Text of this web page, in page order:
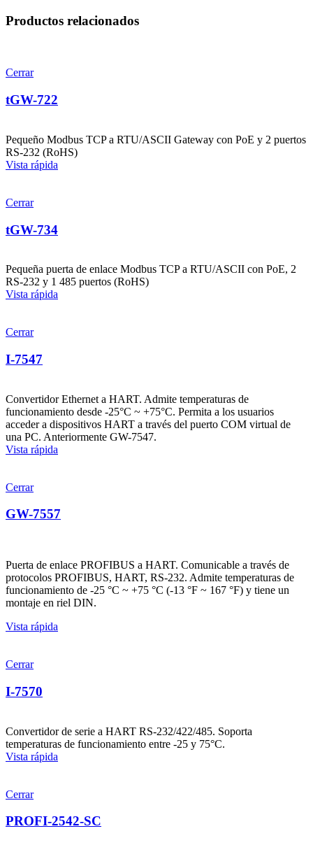
Productos relacionados
Cerrar
tGW-722
Pequeño Modbus TCP a RTU/ASCII Gateway con PoE y 2 puertos
RS-232 (RoHS)
Vista rápida
Cerrar
tGW-734
Pequeña puerta de enlace Modbus TCP a RTU/ASCII con PoE, 2
RS-232 y 1 485 puertos (RoHS)
Vista rápida
Cerrar
I-7547
Convertidor Ethernet a HART. Admite temperaturas de
funcionamiento desde -25°C ~ +75°C. Permita a los usuarios
acceder a dispositivos HART a través del puerto COM virtual de
una PC. Anteriormente GW-7547.
Vista rápida
Cerrar
GW-7557
Puerta de enlace PROFIBUS a HART. Comunicable a través de
protocolos PROFIBUS, HART, RS-232. Admite temperaturas de
funcionamiento de -25 °C ~ +75 °C (-13 °F ~ 167 °F) y tiene un
montaje en riel DIN.
Vista rápida
Cerrar
I-7570
Convertidor de serie a HART RS-232/422/485. Soporta
temperaturas de funcionamiento entre -25 y 75°C.
Vista rápida
Cerrar
PROFI-2542-SC